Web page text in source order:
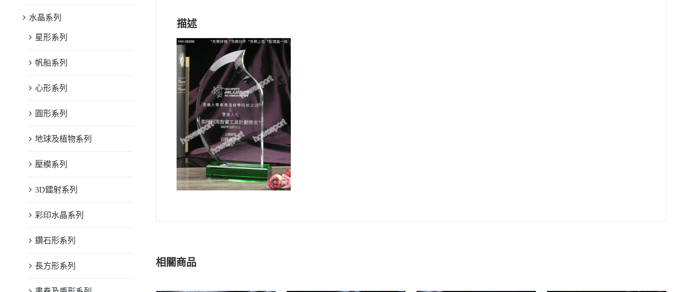
描述
相關商品
水晶系列
星形系列
帆船系列
心形系列
圓形系列
地球及植物系列
壓模系列
3D鐳射系列
彩印水晶系列
鑽石形系列
長方形系列